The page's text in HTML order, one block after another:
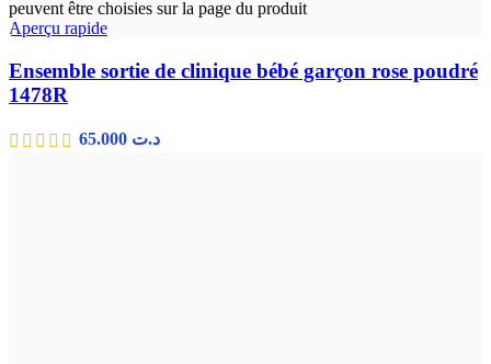
peuvent être choisies sur la page du produit
Aperçu rapide
Ensemble sortie de clinique bébé garçon rose poudré
1478R
د.ت